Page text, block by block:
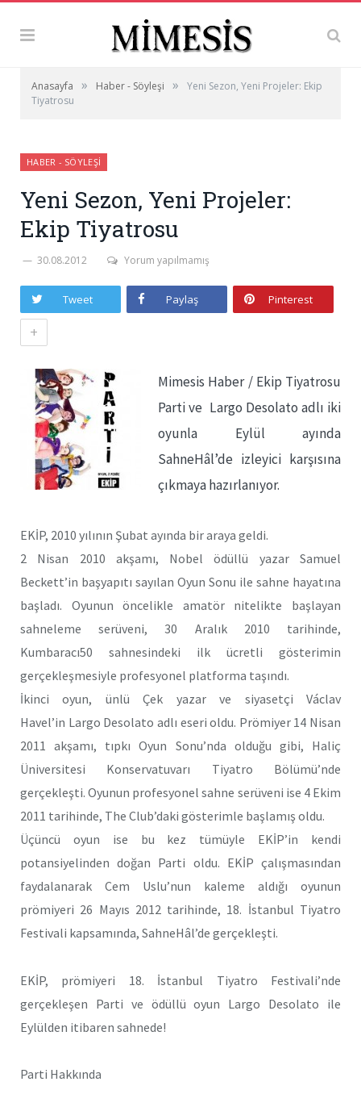
Anasayfa » Haber - Söyleşi »
Yeni Sezon, Yeni Projeler: Ekip
Tiyatrosu
HABER - SÖYLEŞI
Yeni Sezon, Yeni Projeler:
Ekip Tiyatrosu
30.08.2012 Yorum yapılmamış
Tweet Paylaş Pinterest
+
Mimesis Haber / Ekip Tiyatrosu
Parti ve Largo Desolato adlı iki
oyunla Eylül ayında
SahneHâl’de izleyici karşısına
çıkmaya hazırlanıyor.
EKİP, 2010 yılının Şubat ayında bir araya geldi.
2 Nisan 2010 akşamı, Nobel ödüllü yazar Samuel
Beckett’in başyapıtı sayılan Oyun Sonu ile sahne hayatına
başladı. Oyunun öncelikle amatör nitelikte başlayan
sahneleme serüveni, 30 Aralık 2010 tarihinde,
Kumbaracı50 sahnesindeki ilk ücretli gösterimin
gerçekleşmesiyle profesyonel platforma taşındı.
İkinci oyun, ünlü Çek yazar ve siyasetçi Václav
Havel’in Largo Desolato adlı eseri oldu. Prömiyer 14 Nisan
2011 akşamı, tıpkı Oyun Sonu’nda olduğu gibi, Haliç
Üniversitesi Konservatuvarı Tiyatro Bölümü’nde
gerçekleşti. Oyunun profesyonel sahne serüveni ise 4 Ekim
2011 tarihinde, The Club’daki gösterimle başlamış oldu.
Üçüncü oyun ise bu kez tümüyle EKİP’in kendi
potansiyelinden doğan Parti oldu. EKİP çalışmasından
faydalanarak Cem Uslu’nun kaleme aldığı oyunun
prömiyeri 26 Mayıs 2012 tarihinde, 18. İstanbul Tiyatro
Festivali kapsamında, SahneHâl’de gerçekleşti.
EKİP, prömiyeri 18. İstanbul Tiyatro Festivali’nde
gerçekleşen Parti ve ödüllü oyun Largo Desolato ile
Eylülden itibaren sahnede!
Parti Hakkında